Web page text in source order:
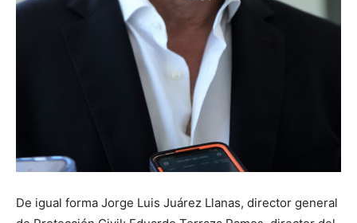
De igual forma Jorge Luis Juárez Llanas, director general